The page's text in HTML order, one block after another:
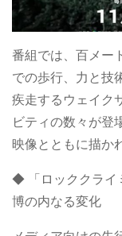
番組では、百メー
での歩行、力と技
疾走するウェイク
ビティの数々が登
映像とともに描か
◆ 「ロッククライ
博の内なる変化